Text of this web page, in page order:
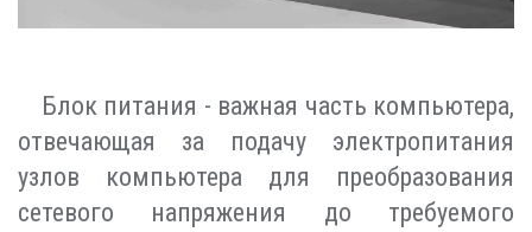
Блок питания - важная часть компьютера,
отвечающая за подачу электропитания
узлов компьютера для преобразования
сетевого напряжения до требуемого